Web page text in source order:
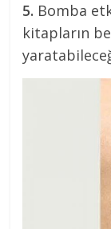
5. Bomba
kitapların